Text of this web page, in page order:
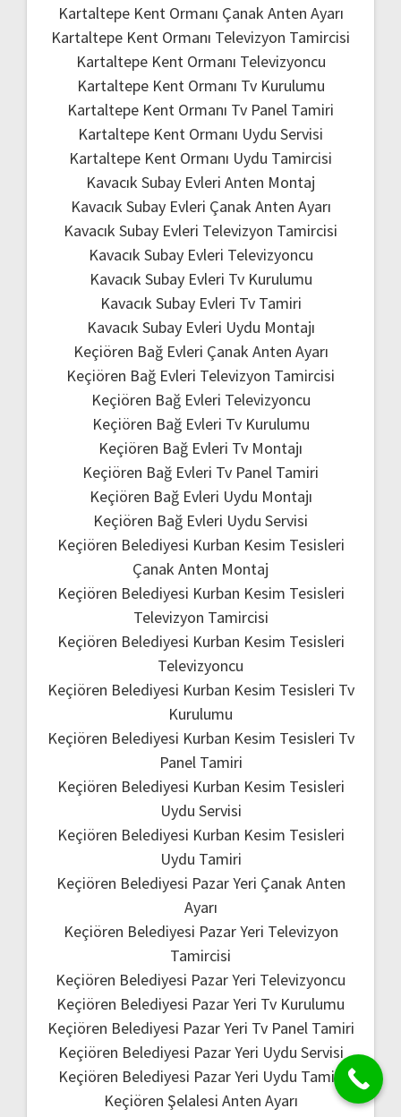
Kartaltepe Kent Ormanı Çanak Anten Ayarı
Kartaltepe Kent Ormanı Televizyon Tamircisi
Kartaltepe Kent Ormanı Televizyoncu
Kartaltepe Kent Ormanı Tv Kurulumu
Kartaltepe Kent Ormanı Tv Panel Tamiri
Kartaltepe Kent Ormanı Uydu Servisi
Kartaltepe Kent Ormanı Uydu Tamircisi
Kavacık Subay Evleri Anten Montaj
Kavacık Subay Evleri Çanak Anten Ayarı
Kavacık Subay Evleri Televizyon Tamircisi
Kavacık Subay Evleri Televizyoncu
Kavacık Subay Evleri Tv Kurulumu
Kavacık Subay Evleri Tv Tamiri
Kavacık Subay Evleri Uydu Montajı
Keçiören Bağ Evleri Çanak Anten Ayarı
Keçiören Bağ Evleri Televizyon Tamircisi
Keçiören Bağ Evleri Televizyoncu
Keçiören Bağ Evleri Tv Kurulumu
Keçiören Bağ Evleri Tv Montajı
Keçiören Bağ Evleri Tv Panel Tamiri
Keçiören Bağ Evleri Uydu Montajı
Keçiören Bağ Evleri Uydu Servisi
Keçiören Belediyesi Kurban Kesim Tesisleri
Çanak Anten Montaj
Keçiören Belediyesi Kurban Kesim Tesisleri
Televizyon Tamircisi
Keçiören Belediyesi Kurban Kesim Tesisleri
Televizyoncu
Keçiören Belediyesi Kurban Kesim Tesisleri Tv
Kurulumu
Keçiören Belediyesi Kurban Kesim Tesisleri Tv
Panel Tamiri
Keçiören Belediyesi Kurban Kesim Tesisleri
Uydu Servisi
Keçiören Belediyesi Kurban Kesim Tesisleri
Uydu Tamiri
Keçiören Belediyesi Pazar Yeri Çanak Anten
Ayarı
Keçiören Belediyesi Pazar Yeri Televizyon
Tamircisi
Keçiören Belediyesi Pazar Yeri Televizyoncu
Keçiören Belediyesi Pazar Yeri Tv Kurulumu
Keçiören Belediyesi Pazar Yeri Tv Panel Tamiri
Keçiören Belediyesi Pazar Yeri Uydu Servisi
Keçiören Belediyesi Pazar Yeri Uydu Tamiri
Keçiören Şelalesi Anten Ayarı